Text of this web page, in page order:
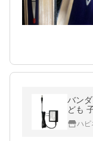
バン
ども
ハピ